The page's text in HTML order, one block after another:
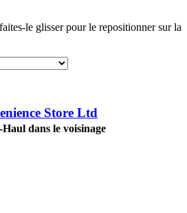
le glisser pour le repositionner sur la
Store Ltd
dans le voisinage